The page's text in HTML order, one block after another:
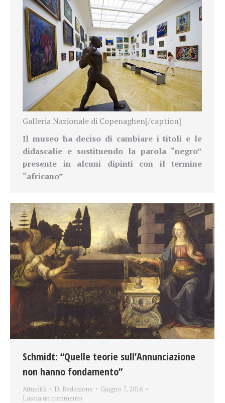
Galleria Nazionale di Copenaghen[/caption]
Il museo ha deciso di cambiare i titoli e le
didascalie e sostituendo la parola “negro”
presente in alcuni dipinti con il termine
“africano”
Schmidt: “Quelle teorie sull’Annunciazione
non hanno fondamento”
Attualità Di Redazione
Giugno 7, 2016
Lascia un commento